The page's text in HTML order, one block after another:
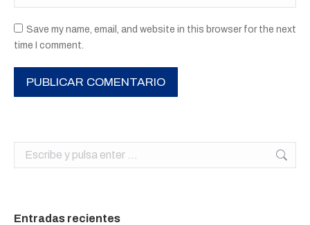
Save my name, email, and website in this browser for the next
time I comment.
PUBLICAR COMENTARIO
Buscar:
Entradas recientes